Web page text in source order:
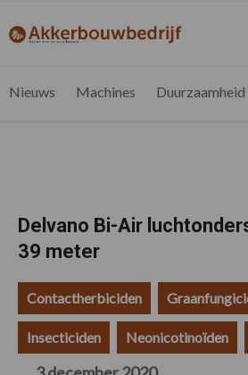
de
de
de
de
akkerbouwbedrijf.be
Nieuws
Nieuws Machines Duurzaamheid
Delvano Bi-Air
39 meter
Contactherbiciden
Insecticiden Neonicotinoïden